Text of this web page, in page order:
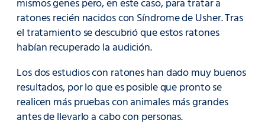
mismos genes pero, en este caso, para tratar a
ratones recién nacidos con Síndrome de Usher. Tras
el tratamiento se descubrió que estos ratones
habían recuperado la audición.
Los dos estudios con ratones han dado muy buenos
resultados, por lo que es posible que pronto se
realicen más pruebas con animales más grandes
antes de llevarlo a cabo con personas.